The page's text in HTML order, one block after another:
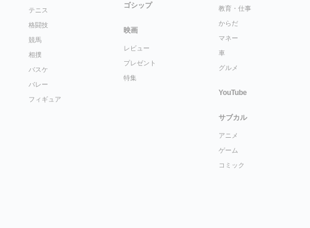
テニス
格闘技
競馬
相撲
バスケ
バレー
フィギュア
ゴシップ
映画
レビュー
プレゼント
特集
教育・仕事
からだ
マネー
車
グルメ
YouTube
サブカル
アニメ
ゲーム
コミック